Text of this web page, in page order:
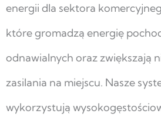
energii dla sektora
które gromadzą energię
odnawialnych oraz zwiększają
zasilania na miejscu. Nasze
wykorzystują